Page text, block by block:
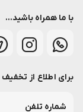
با ما همراه باشید...
برای اطلاع از